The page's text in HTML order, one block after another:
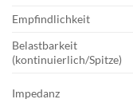
Empfindlichkeit
Belastbarkeit
(kontinuierlich/Spitze)
Impedanz